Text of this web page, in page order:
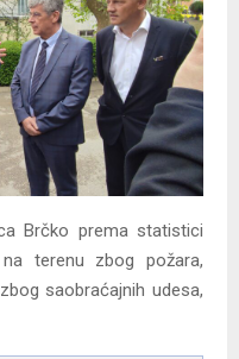
Brčko prema statistici
terenu zbog požara,
saobraćajnih udesa,